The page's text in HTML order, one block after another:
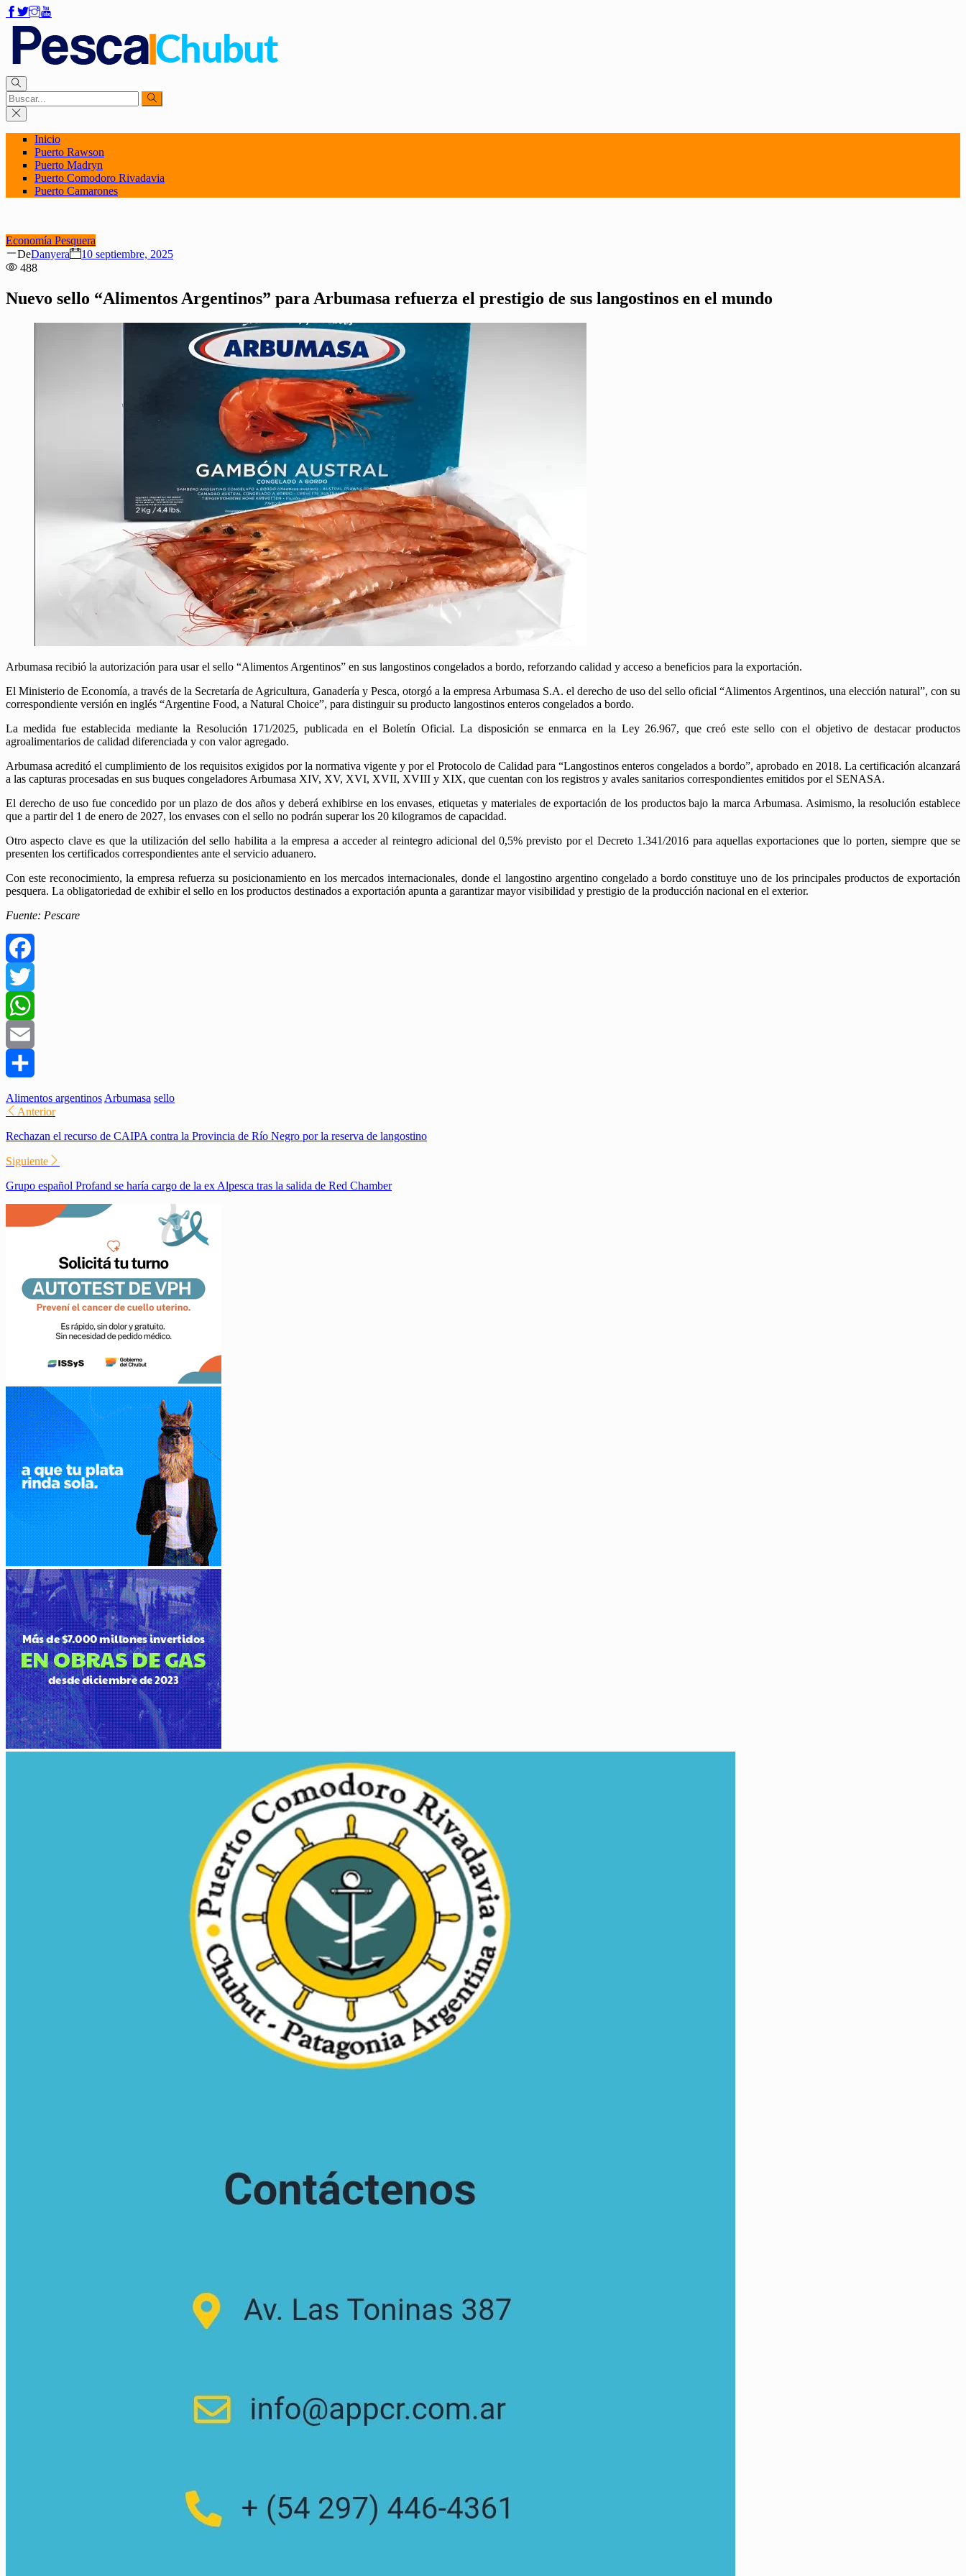
Inicio
Puerto Rawson
Puerto Madryn
Puerto Comodoro Rivadavia
Puerto Camarones
Economía Pesquera
DeAuthor
Danyera
Posted
10 septiembre, 2025
488
Nuevo sello “Alimentos Argentinos” para Arbumasa refuerza el prestigio de sus langostinos en el mundo
Arbumasa recibió la autorización para usar el sello “Alimentos Argentinos” en sus langostinos congelados a bordo, reforzando calidad y acceso a beneficios para la exportación.
El Ministerio de Economía, a través de la Secretaría de Agricultura, Ganadería y Pesca, otorgó a la empresa Arbumasa S.A. el derecho de uso del sello oficial “Alimentos Argentinos, una elección natural”, con su
correspondiente versión en inglés “Argentine Food, a Natural Choice”, para distinguir su producto langostinos enteros congelados a bordo.
La medida fue establecida mediante la Resolución 171/2025, publicada en el Boletín Oficial. La disposición se enmarca en la Ley 26.967, que creó este sello con el objetivo de destacar productos
agroalimentarios de calidad diferenciada y con valor agregado.
Arbumasa acreditó el cumplimiento de los requisitos exigidos por la normativa vigente y por el Protocolo de Calidad para “Langostinos enteros congelados a bordo”, aprobado en 2018. La certificación alcanzará
a las capturas procesadas en sus buques congeladores Arbumasa XIV, XV, XVI, XVII, XVIII y XIX, que cuentan con los registros y avales sanitarios correspondientes emitidos por el SENASA.
El derecho de uso fue concedido por un plazo de dos años y deberá exhibirse en los envases, etiquetas y materiales de exportación de los productos bajo la marca Arbumasa. Asimismo, la resolución establece
que a partir del 1 de enero de 2027, los envases con el sello no podrán superar los 20 kilogramos de capacidad.
Otro aspecto clave es que la utilización del sello habilita a la empresa a acceder al reintegro adicional del 0,5% previsto por el Decreto 1.341/2016 para aquellas exportaciones que lo porten, siempre que se
presenten los certificados correspondientes ante el servicio aduanero.
Con este reconocimiento, la empresa refuerza su posicionamiento en los mercados internacionales, donde el langostino argentino congelado a bordo constituye uno de los principales productos de exportación
pesquera. La obligatoriedad de exhibir el sello en los productos destinados a exportación apunta a garantizar mayor visibilidad y prestigio de la producción nacional en el exterior.
Fuente: Pescare
Facebook
Twitter
WhatsApp
Email
Compartir
Alimentos argentinos Arbumasa sello
Anterior
Rechazan el recurso de CAIPA contra la Provincia de Río Negro por la reserva de langostino
Siguiente
Grupo español Profand se haría cargo de la ex Alpesca tras la salida de Red Chamber